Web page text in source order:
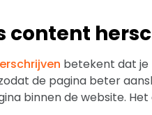
content
betekent dat je
de pagina beter
binnen de website.